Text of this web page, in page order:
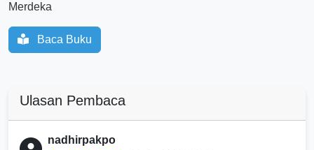
Merdeka
Baca Buku
Ulasan Pembaca
nadhirpakpo